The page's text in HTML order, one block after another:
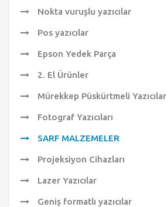
Nokta vuruşlu yazıcılar
Pos yazıcılar
Epson Yedek Parça
2. El Ürünler
Mürekkep Püskürtmeli Yazıcılar
Fotograf Yazıcıları
SARF MALZEMELER
Projeksiyon Cihazları
Lazer Yazıcılar
Geniş formatlı yazıcılar